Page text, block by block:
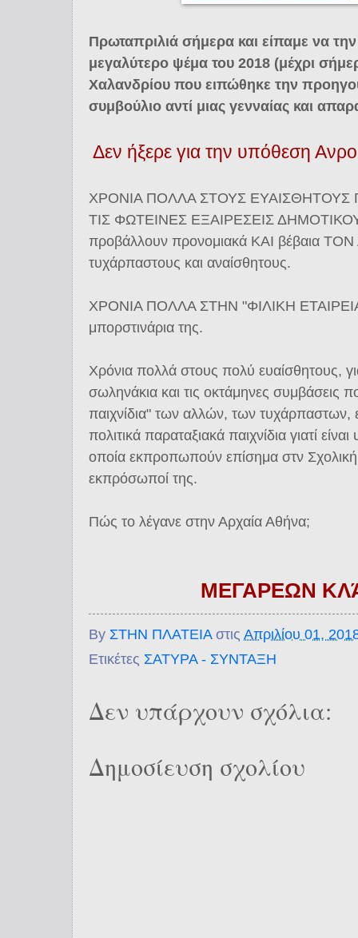
Πρωταπριλιά σήμερα και είπαμε να
μεγαλύτερο ψέμα του 2018 (μέχρι
Χαλανδρίου που ειπώθηκε την
συμβούλιο αντί μιας γενναίας και
Δεν ήξερε για την υπόθεση
ΧΡΟΝΙΑ ΠΟΛΛΑ ΣΤΟΥΣ ΕΥΑΙΣΘΗΤΟΥΣ
ΤΙΣ ΦΩΤΕΙΝΕΣ ΕΞΑΙΡΕΣΕΙΣ
προβάλλουν προνομιακά ΚΑΙ βέβαια
τυχάρπαστους και αναίσθητους.
ΧΡΟΝΙΑ ΠΟΛΛΑ ΣΤΗΝ "ΦΙΛΙΚΗ
μπορστινάρια της.
Χρόνια πολλά στους πολύ ευαίσθητους,
σωληνάκια και τις οκτάμηνες συμβάσεις
παιχνίδια" των αλλών, των τυχάρπαστων,
πολιτικά παραταξιακά παιχνίδια γιατί
οποία εκπροπωπούν επίσημα στν
εκπρόσωποί της.
Πώς το λέγανε στην Αρχαία Αθήνα;
ΜΕΓΑΡΕΩΝ
By ΣΤΗΝ ΠΛΑΤΕΙΑ στις Απριλίου 01,
Ετικέτες ΣΑΤΥΡΑ - ΣΥΝΤΑΞΗ
Δεν υπάρχουν σχόλια:
Δημοσίευση σχολίου